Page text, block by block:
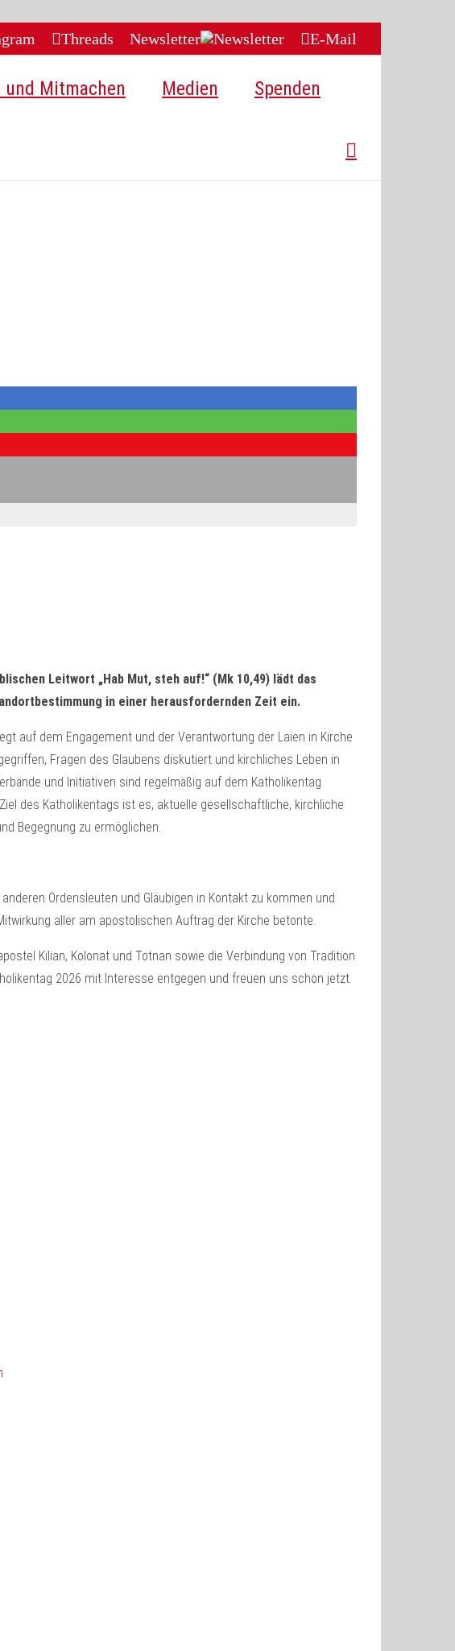
Threads Newsletter E-Mail
und Mitmachen Medien Spenden
Leitwort „Hab Mut, steh auf!“ (Mk 10,49) lädt das
in einer herausfordernden Zeit ein.
auf dem Engagement und der Verantwortung der Laien in Kirche
Fragen des Glaubens diskutiert und kirchliches Leben in
und Initiativen sind regelmäßig auf dem Katholikentag
des Katholikentags ist es, aktuelle gesellschaftliche, kirchliche
Begegnung zu ermöglichen.
Ordensleuten und Gläubigen in Kontakt zu kommen und
aller am apostolischen Auftrag der Kirche betonte.
Kilian, Kolonat und Totnan sowie die Verbindung von Tradition
2026 mit Interesse entgegen und freuen uns schon jetzt